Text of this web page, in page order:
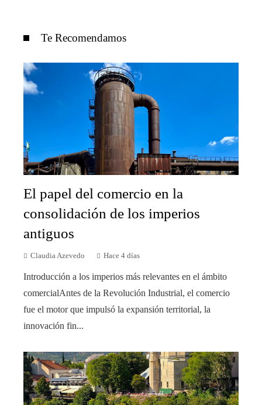
Te Recomendamos
El papel del comercio en la
consolidación de los imperios
antiguos
Claudia Azevedo Hace 4 días
Introducción a los imperios más relevantes en el ámbito
comercialAntes de la Revolución Industrial, el comercio
fue el motor que impulsó la expansión territorial, la
innovación fin...